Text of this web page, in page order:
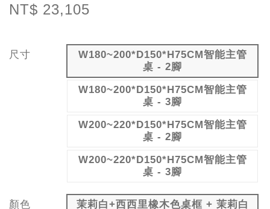
NT$ 23,105
尺寸
W180~200*D150*H75CM智能主管
桌 - 2腳
W180~200*D150*H75CM智能主管
桌 - 3腳
W200~220*D150*H75CM智能主管
桌 - 2腳
W200~220*D150*H75CM智能主管
桌 - 3腳
顏色
茉莉白+西西里橡木色桌框 + 茉莉白